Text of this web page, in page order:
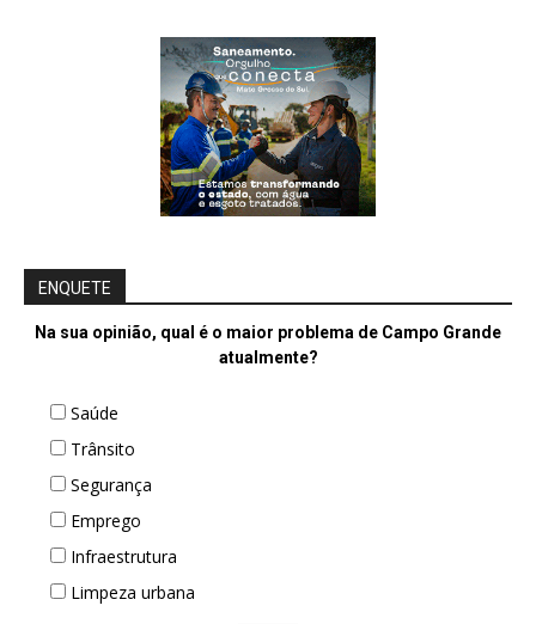
ENQUETE
Na sua opinião, qual é o maior problema de Campo Grande
atualmente?
Saúde
Trânsito
Segurança
Emprego
Infraestrutura
Limpeza urbana